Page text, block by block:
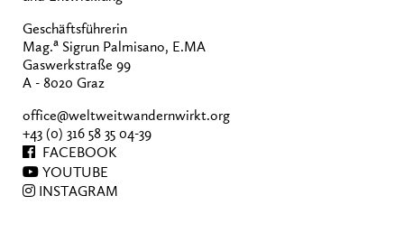
Geschäftsführerin
Mag.a Sigrun Palmisano, E.MA
Gaswerkstraße 99
A - 8020 Graz
office@weltweitwandernwirkt.org
+43 (0) 316 58 35 04-39
FACEBOOK
YOUTUBE
INSTAGRAM